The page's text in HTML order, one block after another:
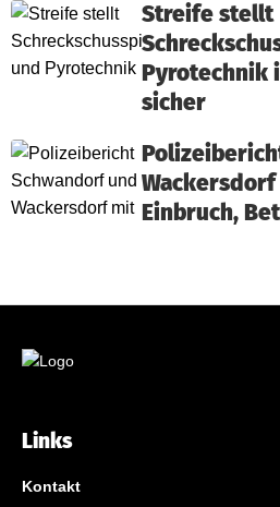
Streife stellt
Pyrotechnik
sicher
Einbruch,
Links
Kontakt